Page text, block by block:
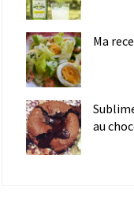
Ma
au